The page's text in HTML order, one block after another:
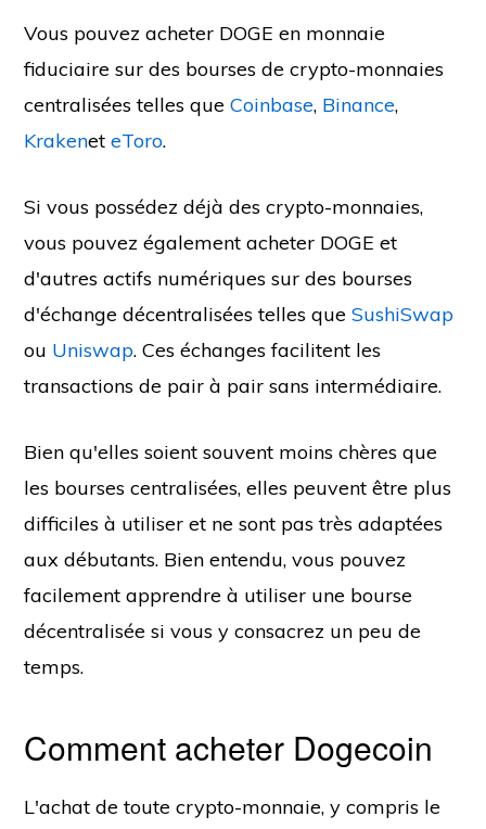
Vous pouvez acheter DOGE en monnaie
fiduciaire sur des bourses de crypto-monnaies
centralisées telles queCoinbase, Binance,
KrakeneteToro.
Si vous possédez déjà des crypto-monnaies,
vous pouvez également acheter DOGE et
d'autres actifs numériques sur des bourses
d'échange décentralisées telles queSushiSwap
ou Uniswap. Ces échanges facilitent les
transactions de pair à pair sans intermédiaire.
Bien qu'elles soient souvent moins chères que
les bourses centralisées, elles peuvent être plus
difficiles à utiliser et ne sont pas très adaptées
aux débutants. Bien entendu, vous pouvez
facilement apprendre à utiliser une bourse
décentralisée si vous y consacrez un peu de
temps.
Comment acheter Dogecoin
L'achat de toute crypto-monnaie, y compris le